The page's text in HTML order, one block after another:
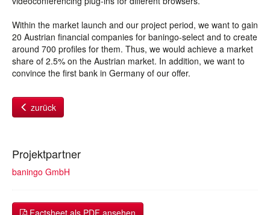
Within the market launch and our project period, we want to gain
20 Austrian financial companies for baningo-select and to create
around 700 profiles for them. Thus, we would achieve a market
share of 2.5% on the Austrian market. In addition, we want to
convince the first bank in Germany of our offer.
zurück
Projektpartner
baningo GmbH
Factsheet als PDF ansehen